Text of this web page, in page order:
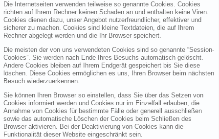
Die Internetseiten verwenden teilweise so genannte Cookies. Cookies
richten auf Ihrem Rechner keinen Schaden an und enthalten keine Viren.
Cookies dienen dazu, unser Angebot nutzerfreundlicher, effektiver und
sicherer zu machen. Cookies sind kleine Textdateien, die auf Ihrem
Rechner abgelegt werden und die Ihr Browser speichert.
Die meisten der von uns verwendeten Cookies sind so genannte “Session-
Cookies”. Sie werden nach Ende Ihres Besuchs automatisch gelöscht.
Andere Cookies bleiben auf Ihrem Endgerät gespeichert bis Sie diese
löschen. Diese Cookies ermöglichen es uns, Ihren Browser beim nächsten
Besuch wiederzuerkennen.
Sie können Ihren Browser so einstellen, dass Sie über das Setzen von
Cookies informiert werden und Cookies nur im Einzelfall erlauben, die
Annahme von Cookies für bestimmte Fälle oder generell ausschließen
sowie das automatische Löschen der Cookies beim Schließen des
Browser aktivieren. Bei der Deaktivierung von Cookies kann die
Funktionalität dieser Website eingeschränkt sein.